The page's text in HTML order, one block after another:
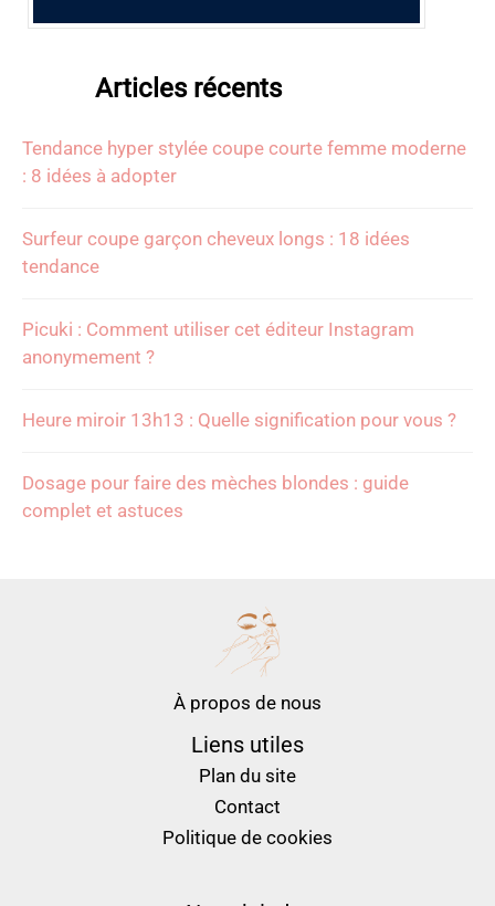
Articles récents
Tendance hyper stylée coupe courte femme moderne
: 8 idées à adopter
Surfeur coupe garçon cheveux longs : 18 idées
tendance
Picuki : Comment utiliser cet éditeur Instagram
anonymement ?
Heure miroir 13h13 : Quelle signification pour vous ?
Dosage pour faire des mèches blondes : guide
complet et astuces
À propos de nous
Liens utiles
Plan du site
Contact
Politique de cookies